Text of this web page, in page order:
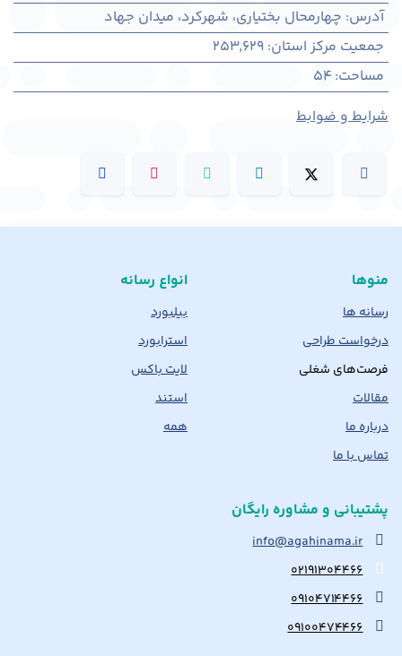
آدرس: چهارمحال بختياری، شهركرد، میدان جهاد
جمعیت مرکز استان:
253,629
مساحت:
54
شرایط و ضوابط
منوها
رسانه ها
درخواست طراحی
فرصت‌های شغلی
مقالات
درباره ما
تماس با ما
انواع رسانه
بیلبورد
استرابورد
لایت باکس
استند
همه
پشتیبانی و مشاوره رایگان
info@agahinama.ir
۰۲۱۹۱۳۰۴۴۶۶
۰۹۱۰۴۷۱۴۴۶۶
۰۹۱۰۰۴۷۴۴۶۶